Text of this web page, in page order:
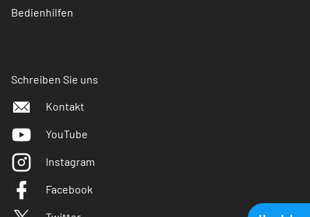
Bedienhilfen
Schreiben Sie uns
Kontakt
YouTube
Instagram
Facebook